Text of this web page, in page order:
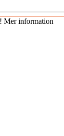
Mer information